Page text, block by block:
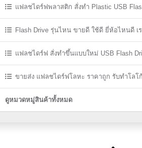
แฟลชไดร์ฟพลาสติก สั่งทำ Plastic USB
สกรีนFlash Drive รุ่นไหน ขายดี ใช้ดี ยี่ห้อไหนดี เ
USBThailand
แฟลชไดร์ฟ สั่งทำขึ้นแบบใหม่ USB Flash
Shapedขายส่ง แฟลชไดร์ฟโลหะ ราคาถูก รับทำโลโ
ราคาส่ง
ดูหมวดหมู่สินค้าทั้งหมด